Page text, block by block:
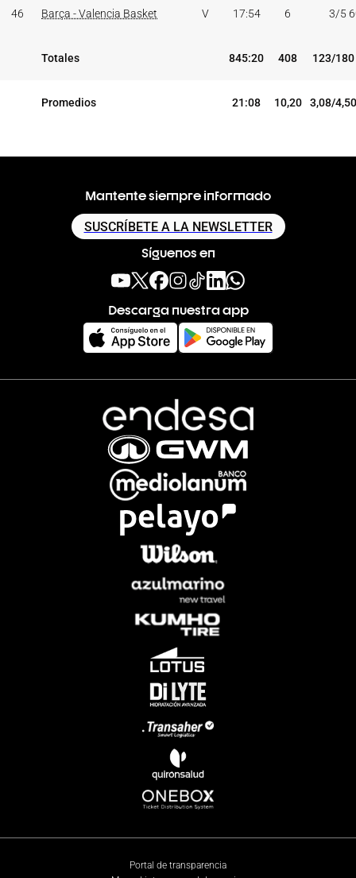
46 Barça - Valencia Basket V 17:54 6 3/5
Totales 845:20 408 123/180
Promedios 21:08 10,20 3,08/
Mantente siempre informado
SUSCRÍBETE A LA NEWSLETTER
Síguenos en
Descarga nuestra app
Portal de transparencia